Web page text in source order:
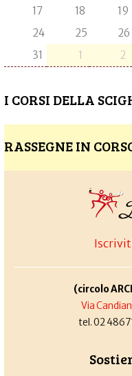
17
18 19
24
25 26
31
1 2
I CORSI DELLA
RASSEGNE IN
(circolo
Via
tel. 02